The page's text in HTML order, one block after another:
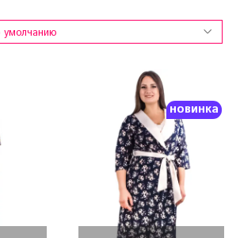
новинка